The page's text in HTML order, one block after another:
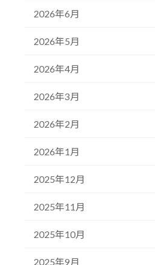
2026年6月
2026年5月
2026年4月
2026年3月
2026年2月
2026年1月
2025年12月
2025年11月
2025年10月
2025年9月